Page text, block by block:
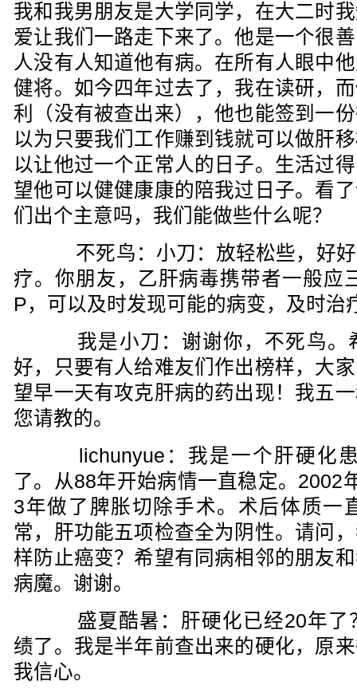
我和我男朋友是大学同学，在大二时
爱让我们一路走下来了。他是一个很
人没有人知道他有病。在所有人眼中
健将。如今四年过去了，我在读研，
利（没有被查出来），他也能签到一
以为只要我们工作赚到钱就可以做肝
以让他过一个正常人的日子。生活过
望他可以健健康康的陪我过日子。看
们出个主意吗，我们能做些什么呢？
不死鸟：小刀：放轻松些，好好
疗。你朋友，乙肝病毒携带者一般应
P，可以及时发现可能的病变，及时治
我是小刀：谢谢你，不死鸟。
好，只要有人给难友们作出榜样，大
望早一天有攻克肝病的药出现！我五
您请教的。
lichunyue：我是一个肝硬化患
了。从88年开始病情一直稳定。2002
3年做了脾胀切除手术。术后体质一
常，肝功能五项检查全为阴性。请问
样防止癌变？希望有同病相邻的朋友
病魔。谢谢。
盛夏酷暑：肝硬化已经20年了
绩了。我是半年前查出来的硬化，原
我信心。